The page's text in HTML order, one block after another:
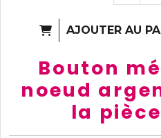
AJOUTER AU
Bouton
noeud
la pièce